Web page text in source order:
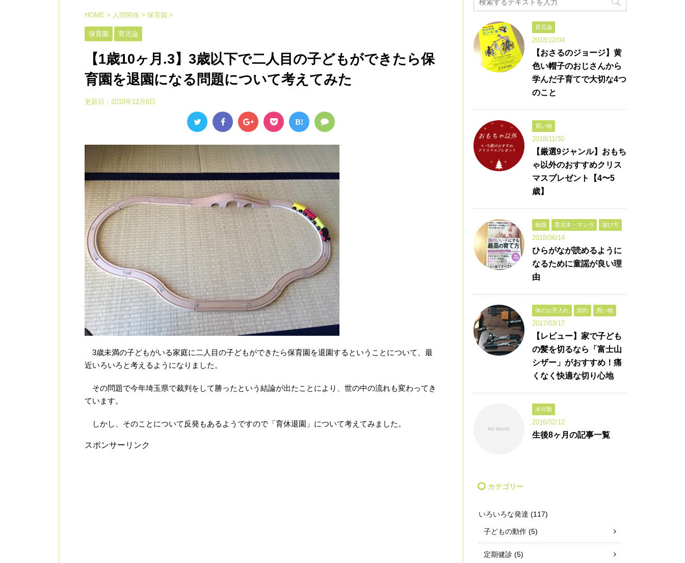
HOME > 人間関係 > 保育園 >
保育園 育児論
【1歳10ヶ月.3】3歳以下で二人目の子どもができたら保
育園を退園になる問題について考えてみた
更新日： 2018年12月6日
B!
3歳未満の子どもがいる家庭に二人目の子どもができたら保育園を退園するということについて、最
近いろいろと考えるようになりました。
その問題で今年埼玉県で裁判をして勝ったという結論が出たことにより、世の中の流れも変わってき
ています。
しかし、そのことについて反発もあるようですので「育休退園」について考えてみました。
スポンサーリンク
育児論
2018/12/04
【おさるのジョージ】黄
色い帽子のおじさんから
学んだ子育てで大切な4つ
のこと
買い物
2018/11/30
【厳選9ジャンル】おもち
ゃ以外のおすすめクリス
マスプレゼント【4〜5
歳】
勉強 育児本・マンガ 遊び方
2018/06/14
ひらがなが読めるように
なるために童謡が良い理
由
体のお手入れ 節約 買い物
2017/03/17
【レビュー】家で子ども
の髪を切るなら「富士山
シザー」がおすすめ！痛
くなく快適な切り心地
未分類
2016/02/12
生後8ヶ月の記事一覧
カテゴリー
いろいろな発達 (117)
子どもの動作 (5)
定期健診 (5)